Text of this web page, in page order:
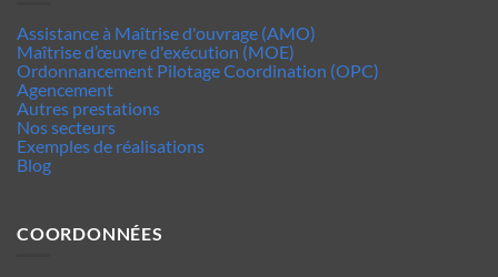
Assistance à Maîtrise d'ouvrage (AMO)
Maîtrise d’œuvre d'exécution (MOE)
Ordonnancement Pilotage Coordination (OPC)
Agencement
Autres prestations
Nos secteurs
Exemples de réalisations
Blog
COORDONNÉES